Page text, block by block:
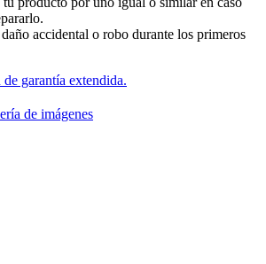
accidental o robo durante los primeros
garantía extendida.
de imágenes